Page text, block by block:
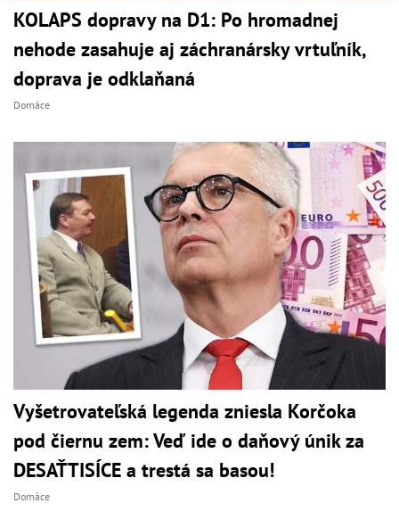
KOLAPS dopravy na D1: Po hromadnej
nehode zasahuje aj záchranársky vrtuľník,
doprava je odklaňaná
Domáce
Vyšetrovateľská legenda zniesla Korčoka
pod čiernu zem: Veď ide o daňový únik za
DESAŤTISÍCE a trestá sa basou!
Domáce